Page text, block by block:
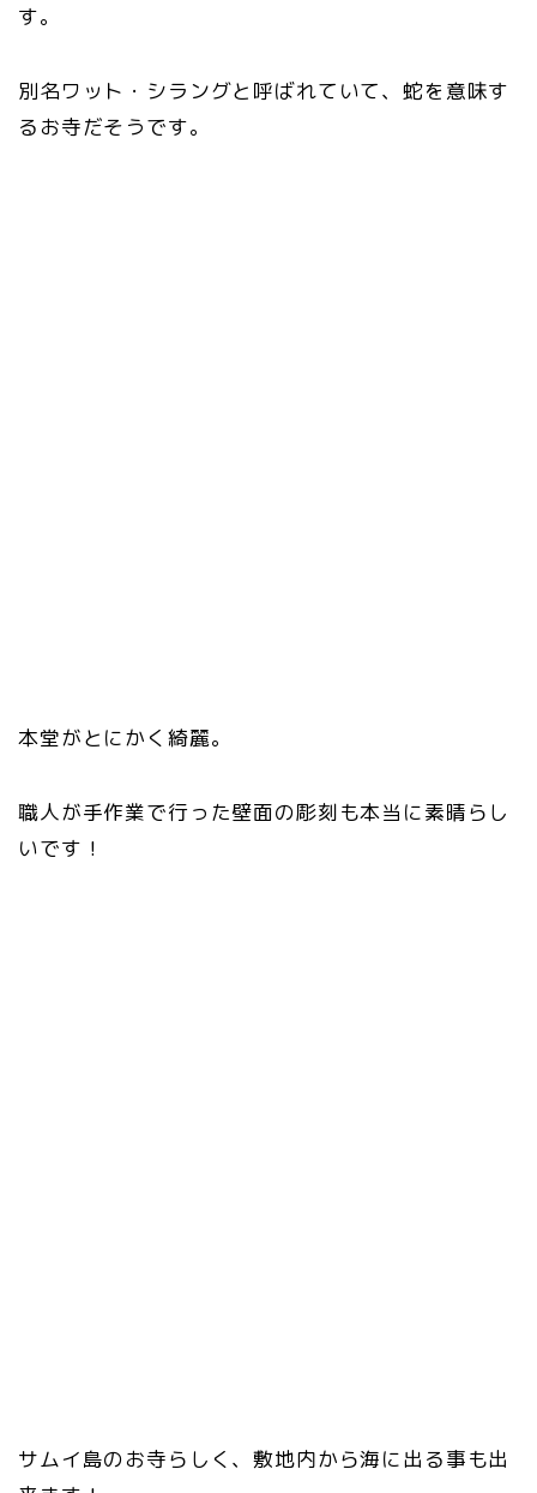
す。
別名ワット・シラングと呼ばれていて、蛇を意味す
るお寺だそうです。
本堂がとにかく綺麗。
職人が手作業で行った壁面の彫刻も本当に素晴らし
いです！
サムイ島のお寺らしく、敷地内から海に出る事も出